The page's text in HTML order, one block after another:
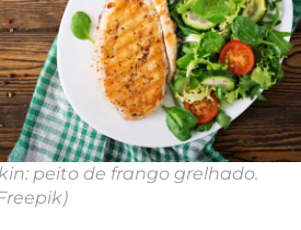
peito de frango grelhado.